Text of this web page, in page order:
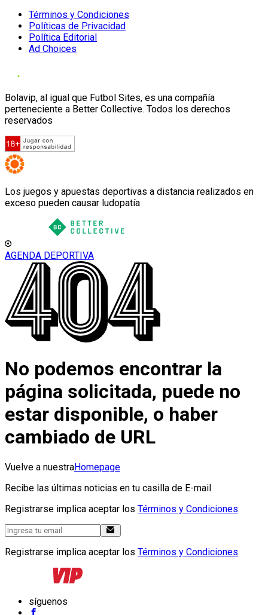
Términos y Condiciones
Políticas de Privacidad
Política Editorial
Ad Choices
Bolavip, al igual que Futbol Sites, es una compañía
perteneciente a Better Collective. Todos los derechos
reservados
Los juegos y apuestas deportivas a distancia realizados en
exceso pueden causar ludopatía
AGENDA DEPORTIVA
No podemos encontrar la
página solicitada, puede no
estar disponible, o haber
cambiado de URL
Vuelve a nuestraHomepage
Recibe las últimas noticias en tu casilla de E-mail
Registrarse implica aceptar los Términos y Condiciones
Registrarse implica aceptar los Términos y Condiciones
síguenos